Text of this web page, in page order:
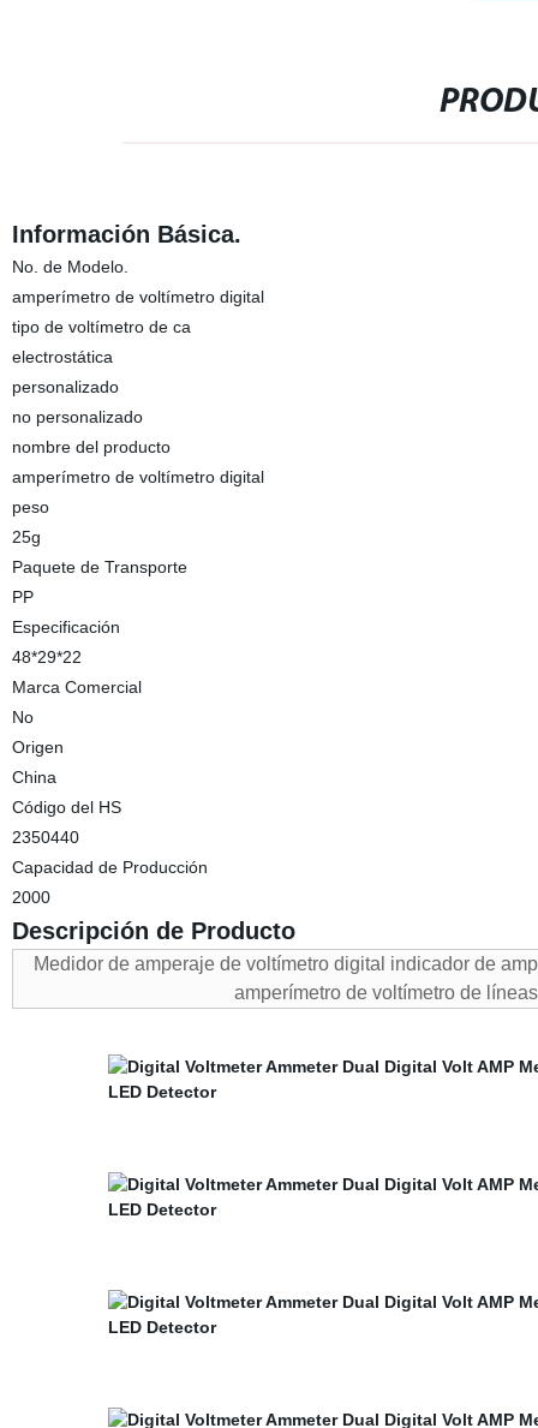
Información Básica.
No. de Modelo.
amperímetro de voltímetro digital
tipo de voltímetro de ca
electrostática
personalizado
no personalizado
nombre del producto
amperímetro de voltímetro digital
peso
25g
Paquete de Transporte
PP
Especificación
48*29*22
Marca Comercial
No
Origen
China
Código del HS
2350440
Capacidad de Producción
2000
Descripción de Producto
Medidor de amperaje de voltímetro digital indicador de
amperímetro de voltímetro de